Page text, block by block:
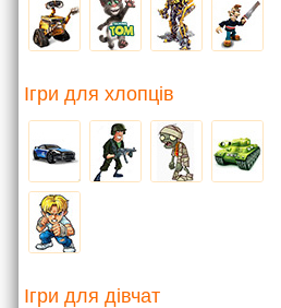
Ігри для хлопців
Ігри для дівчат